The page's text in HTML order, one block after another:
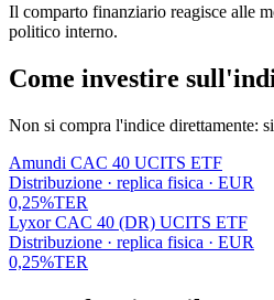
Il comparto finanziario reagisce alle
politico interno.
Come investire
Non si compra l'indice direttamente:
Amundi CAC 40 UCITS ETF
Distribuzione · replica fisica · EUR
0,25%TER
Lyxor CAC 40 (DR) UCITS ETF
Distribuzione · replica fisica · EUR
0,25%TER